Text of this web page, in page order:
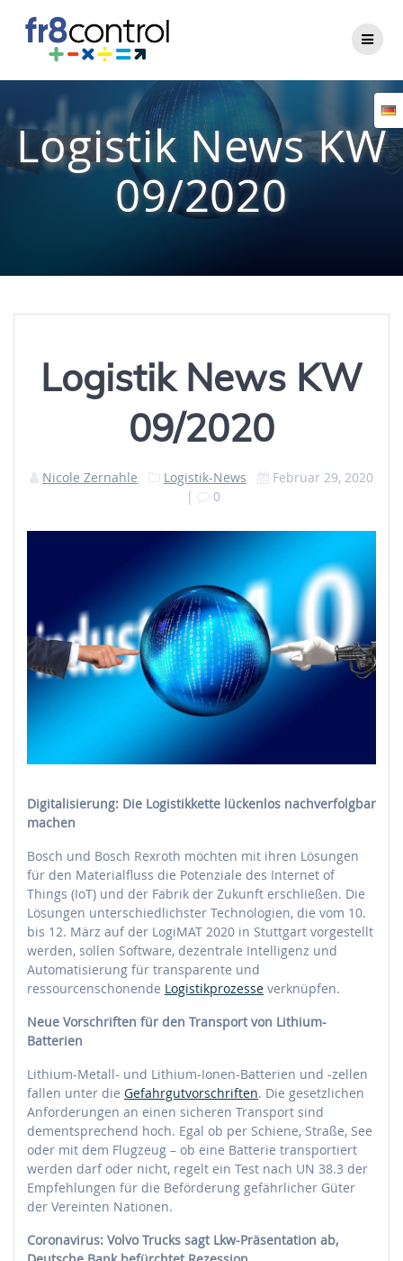
Logistik News KW
09/2020
Logistik News KW
09/2020
Nicole Zernahle Logistik-News
Februar 29, 2020
|
0
Digitalisierung: Die Logistikkette lückenlos nachverfolgbar
machen
Bosch und Bosch Rexroth möchten mit ihren Lösungen
für den Materialfluss die Potenziale des Internet of
Things (IoT) und der Fabrik der Zukunft erschließen. Die
Lösungen unterschiedlichster Technologien, die vom 10.
bis 12. März auf der LogiMAT 2020 in Stuttgart vorgestellt
werden, sollen Software, dezentrale Intelligenz und
Automatisierung für transparente und
ressourcenschonende Logistikprozesse verknüpfen.
Neue Vorschriften für den Transport von Lithium-
Batterien
Lithium-Metall- und Lithium-Ionen-Batterien und -zellen
fallen unter die Gefahrgutvorschriften. Die gesetzlichen
Anforderungen an einen sicheren Transport sind
dementsprechend hoch. Egal ob per Schiene, Straße, See
oder mit dem Flugzeug – ob eine Batterie transportiert
werden darf oder nicht, regelt ein Test nach UN 38.3 der
Empfehlungen für die Beförderung gefährlicher Güter
der Vereinten Nationen.
Coronavirus: Volvo Trucks sagt Lkw-Präsentation ab,